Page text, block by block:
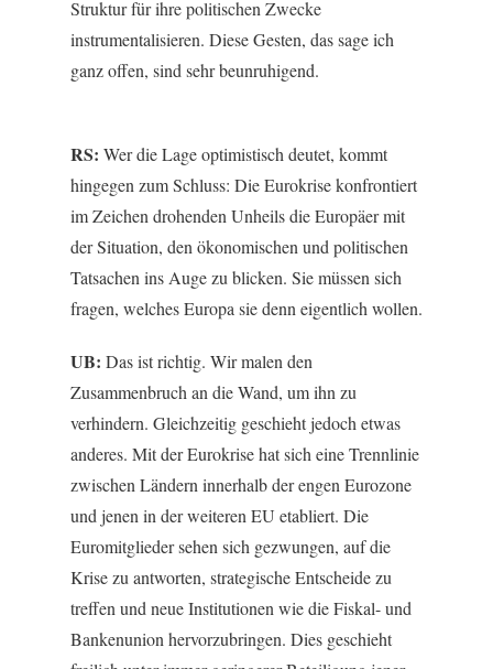
Struktur für ihre politischen Zwecke
instrumentalisieren. Diese Gesten, das sage ich
ganz offen, sind sehr beunruhigend.
RS: Wer die Lage optimistisch deutet, kommt
hingegen zum Schluss: Die Eurokrise konfrontiert
im Zeichen drohenden Unheils die Europäer mit
der Situation, den ökonomischen und politischen
Tatsachen ins Auge zu blicken. Sie müssen sich
fragen, welches Europa sie denn eigentlich wollen.
UB: Das ist richtig. Wir malen den
Zusammenbruch an die Wand, um ihn zu
verhindern. Gleichzeitig geschieht jedoch etwas
anderes. Mit der Eurokrise hat sich eine Trennlinie
zwischen Ländern innerhalb der engen Eurozone
und jenen in der weiteren EU etabliert. Die
Euromitglieder sehen sich gezwungen, auf die
Krise zu antworten, strategische Entscheide zu
treffen und neue Institutionen wie die Fiskal- und
Bankenunion hervorzubringen. Dies geschieht